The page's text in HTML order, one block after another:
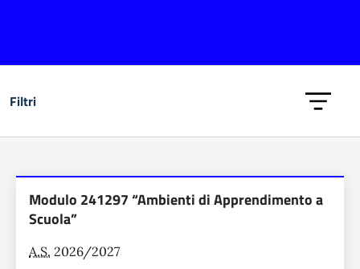
Filtri
Lista dei progetti
Modulo 241297 “Ambienti di Apprendimento a
Scuola”
A.S. 2026/2027